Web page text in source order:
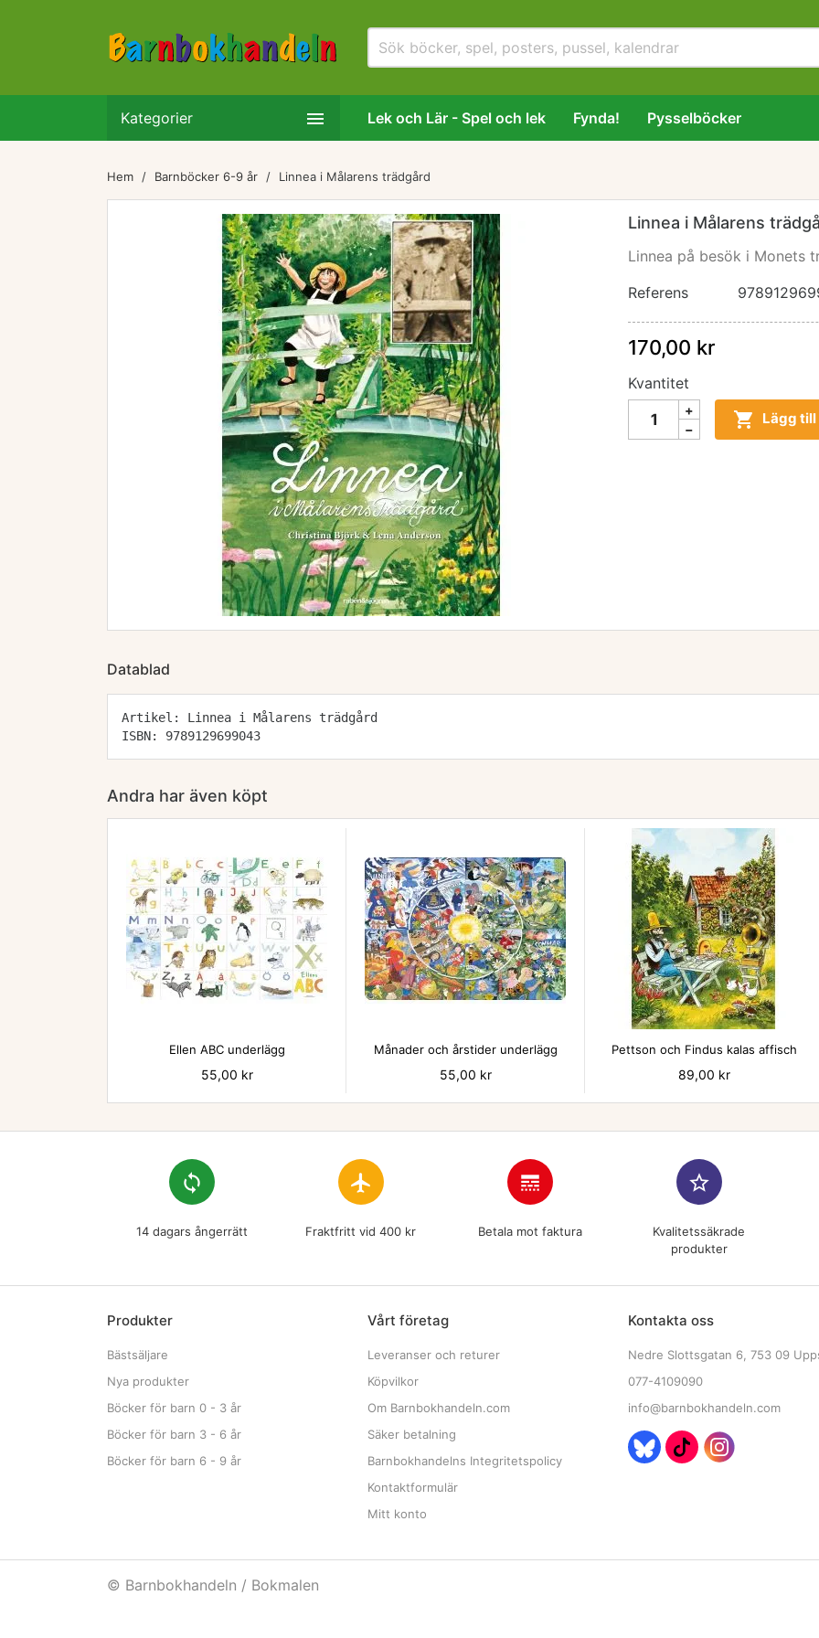
Kategorier  Lek och Lär - Spel och lek Fynda! Pysselböcker
Hem Barnböcker 6-9 år Linnea i Målarens trädgård
Linnea i Målarens
Linnea på besök i Monets
Referens
170,00 kr
Kvantitet
 Lägg
Datablad
Artikel: Linnea i Målarens trädgård
ISBN: 9789129699043
Andra har även köpt

Ellen ABC underlägg
Pris
55,00 kr

Månader och årstider underlägg
Pris
55,00 kr

Pettson och Findus kalas affisch
Pris
89,00 kr
loop
14 dagars ångerrätt
flight
Fraktfritt vid 400 kr
line_style
Betala mot faktura
star_border
Kvalitetssäkrade
produkter
Produkter
Bästsäljare
Nya produkter
Böcker för barn 0 - 3 år
Böcker för barn 3 - 6 år
Böcker för barn 6 - 9 år
Vårt företag
Leveranser och returer
Köpvilkor
Om Barnbokhandeln.com
Säker betalning
Barnbokhandelns Integritetspolicy
Kontaktformulär
Mitt konto
Kontakta oss
Nedre Slottsgatan 6, 753 09
077-4109090
info@barnbokhandeln.com
© Barnbokhandeln / Bokmalen